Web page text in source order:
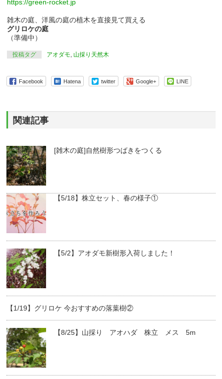
https://green-rocket.jp
雑木の庭、洋風の庭の植木を直接見て買える
グリロケの庭
（準備中）
投稿タグ アオダモ, 山採り天然木
Facebook Hatena twitter Google+ LINE
関連記事
[雑木の庭]自然樹形つばきをつくる
【5/18】株立セット、春の様子①
【5/2】アオダモ新樹形入荷しました！
【1/19】グリロケ 今おすすめの落葉樹②
【8/25】山採り アオハダ 株立 メス 5m